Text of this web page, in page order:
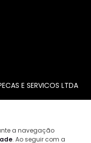
E SERVICOS LTDA
a navegação
. Ao seguir com a